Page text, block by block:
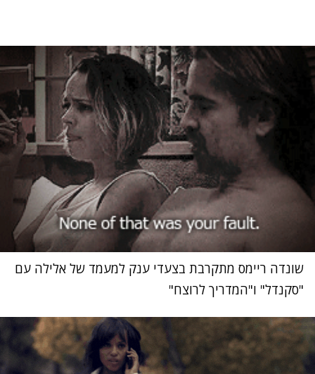
שונדה ריימס מתקרבת בצעדי ענק למעמד של אלילה עם
"סקנדל" ו"המדריך לרוצח"